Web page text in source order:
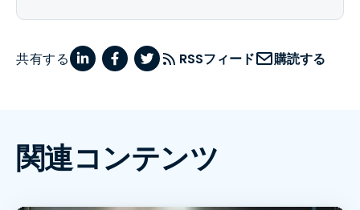
共有する RSSフィード 購読する
関連コンテンツ